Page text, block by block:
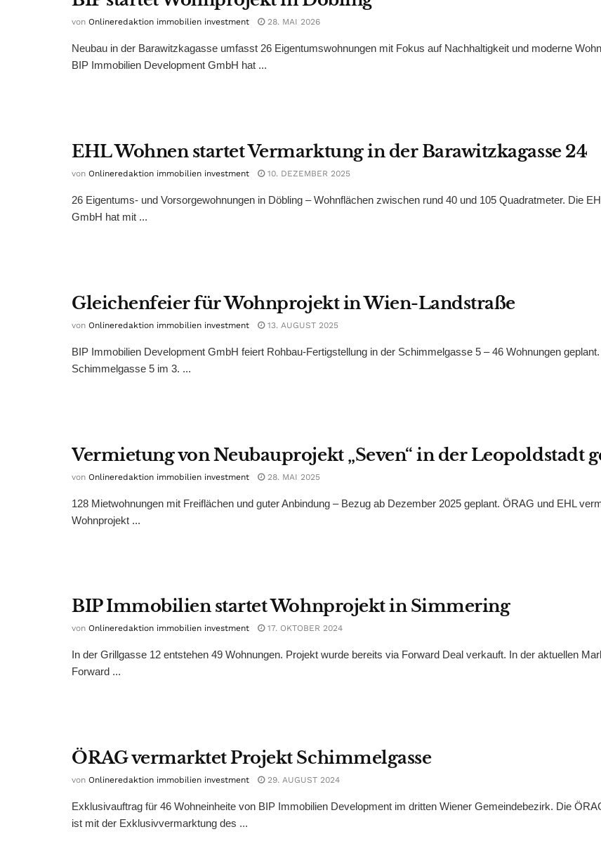
von Onlineredaktion immobilien investment 28. MAI 2026
Neubau in der Barawitzkagasse umfasst 26 Eigentumswohnungen mit Fokus auf Nachhaltigkeit und moderne
BIP Immobilien Development GmbH hat ...
EHL Wohnen startet Vermarktung in der Barawitzkagasse 24
von Onlineredaktion immobilien investment 10. DEZEMBER 2025
26 Eigentums- und Vorsorgewohnungen in Döbling – Wohnflächen zwischen rund 40 und 105 Quadratmeter. Die
GmbH hat mit ...
Gleichenfeier für Wohnprojekt in Wien-Landstraße
von Onlineredaktion immobilien investment 13. AUGUST 2025
BIP Immobilien Development GmbH feiert Rohbau-Fertigstellung in der Schimmelgasse 5 – 46 Wohnungen
Schimmelgasse 5 im 3. ...
Vermietung von Neubauprojekt „Seven“ in der Leopoldstadt
von Onlineredaktion immobilien investment 28. MAI 2025
128 Mietwohnungen mit Freiflächen und guter Anbindung – Bezug ab Dezember 2025 geplant. ÖRAG und EHL
Wohnprojekt ...
BIP Immobilien startet Wohnprojekt in Simmering
von Onlineredaktion immobilien investment 17. OKTOBER 2024
In der Grillgasse 12 entstehen 49 Wohnungen. Projekt wurde bereits via Forward Deal verkauft. In der aktuellen
Forward ...
ÖRAG vermarktet Projekt Schimmelgasse
von Onlineredaktion immobilien investment 29. AUGUST 2024
Exklusivauftrag für 46 Wohneinheite von BIP Immobilien Development im dritten Wiener Gemeindebezirk. Die
ist mit der Exklusivvermarktung des ...